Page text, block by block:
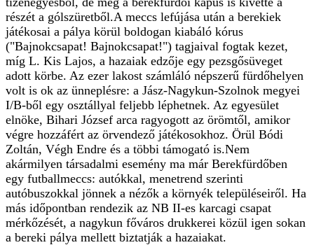
részét a gólszüretből.A meccs lefújása után a berekiek
játékosai a pálya körül boldogan kiabáló kórus
("Bajnokcsapat! Bajnokcsapat!") tagjaival fogtak kezet,
míg L. Kis Lajos, a hazaiak edzője egy pezsgősüveget
adott körbe. Az ezer lakost számláló népszerű fürdőhelyen
volt is ok az ünneplésre: a Jász-Nagykun-Szolnok megyei
I/B-ből egy osztállyal feljebb léphetnek. Az egyesület
elnöke, Bihari József arca ragyogott az örömtől, amikor
végre hozzáfért az örvendező játékosokhoz. Örül Bódi
Zoltán, Végh Endre és a többi támogató is.Nem
akármilyen társadalmi esemény ma már Berekfürdőben
egy futballmeccs: autókkal, menetrend szerinti
autóbuszokkal jönnek a nézők a környék településeiről. Ha
más időpontban rendezik az NB II-es karcagi csapat
mérkőzését, a nagykun főváros drukkerei közül igen sokan
a bereki pálya mellett biztatják a hazaiakat.